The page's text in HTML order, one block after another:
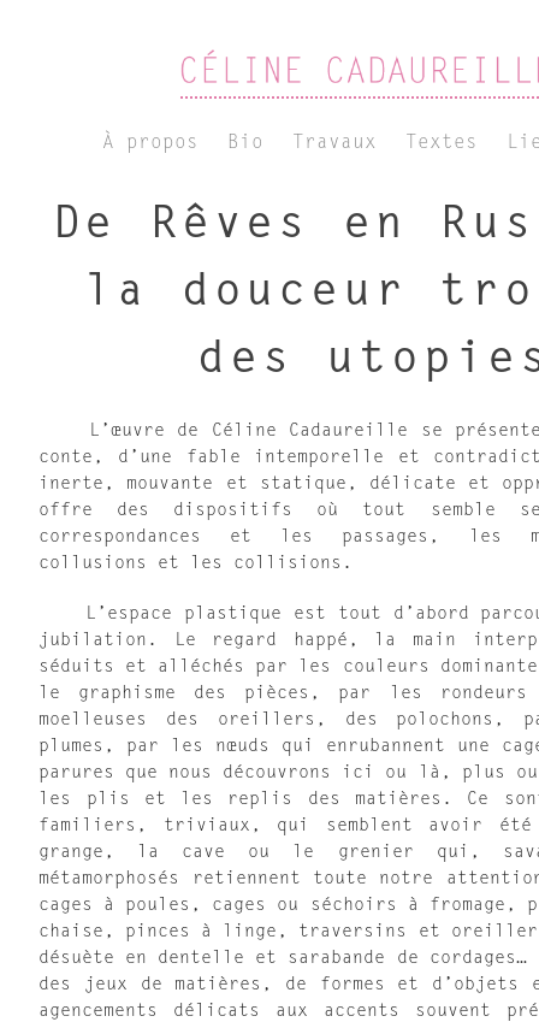
À propos Bio Travaux Textes
De Rêves en
la douceur
des
L’œuvre de Céline Cadaureille se
conte, d’une fable intemporelle et
inerte, mouvante et statique, délicate et
offre des dispositifs où tout semble
correspondances et les passages, les
collusions et les collisions.
L’espace plastique est tout d’abord
jubilation. Le regard happé, la main
séduits et alléchés par les couleurs
le graphisme des pièces, par les
moelleuses des oreillers, des polochons,
plumes, par les nœuds qui enrubannent une
parures que nous découvrons ici ou là, plus ou
les plis et les replis des matières. Ce
familiers, triviaux, qui semblent avoir été
grange, la cave ou le grenier qui,
métamorphosés retiennent toute notre
cages à poules, cages ou séchoirs à fromage,
chaise, pinces à linge, traversins et
désuète en dentelle et sarabande de
des jeux de matières, de formes et d’objets
agencements délicats aux accents souvent